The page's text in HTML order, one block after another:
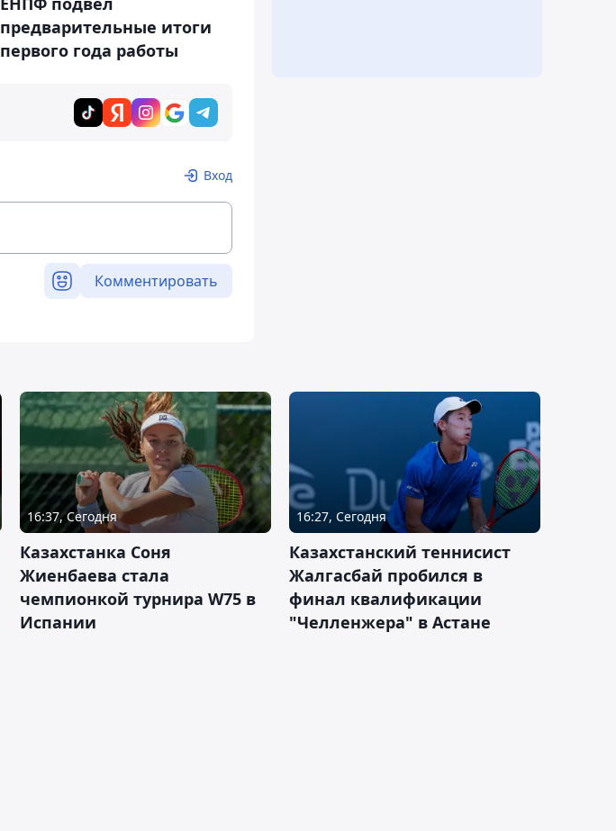
предварительные итоги
первого года работы
Вход
Комментировать
16:37, Сегодня
Казахстанка Соня
Жиенбаева стала
чемпионкой турнира W75 в
Испании
16:27, Сегодня
Казахстанский теннисист
Жалгасбай пробился в
финал квалификации
"Челленжера" в Астане